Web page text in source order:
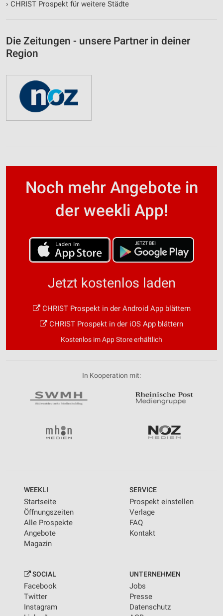
› CHRIST Prospekt für weitere Städte
Die Zeitungen - unsere Partner in deiner
Region
Noch mehr Angebote in
der weekli App!
Jetzt kostenlos laden
CHRIST Prospekt in der Android App blättern
CHRIST Prospekt in der iOS App blättern
Kostenlos im App Store erhältlich
In Kooperation mit:
WEEKLI
Startseite
Öffnungszeiten
Alle Prospekte
Angebote
Magazin
SERVICE
Prospekt einstellen
Verlage
FAQ
Kontakt
SOCIAL
Facebook
Twitter
Instagram
UNTERNEHMEN
Jobs
Presse
Datenschutz